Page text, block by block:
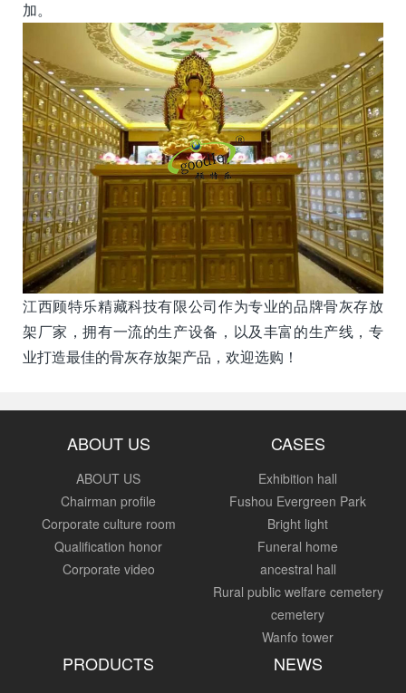
加。
江西顾特乐精藏科技有限公司作为专业的品牌骨灰存放
架厂家，拥有一流的生产设备，以及丰富的生产线，专
业打造最佳的骨灰存放架产品，欢迎选购！
ABOUT US
ABOUT US
Chairman profile
Corporate culture room
Qualification honor
Corporate video
CASES
Exhibition hall
Fushou Evergreen Park
Bright light
Funeral home
ancestral hall
Rural public welfare cemetery
cemetery
Wanfo tower
PRODUCTS NEWS